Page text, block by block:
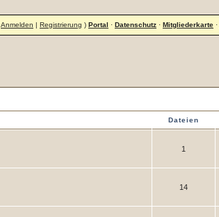
Anmelden | Registrierung ) Portal · Datenschutz· Mitgliederkarte·
Dateien
1
14